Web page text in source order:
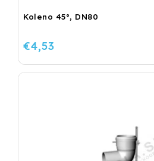
Koleno 45°, DN80
€4,53